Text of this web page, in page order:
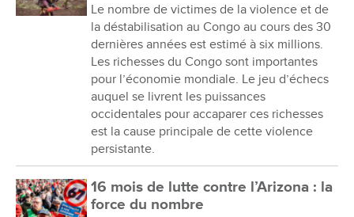
Le nombre de victimes de la violence et de
la déstabilisation au Congo au cours des 30
dernières années est estimé à six millions.
Les richesses du Congo sont importantes
pour l’économie mondiale. Le jeu d’échecs
auquel se livrent les puissances
occidentales pour accaparer ces richesses
est la cause principale de cette violence
persistante.
16 mois de lutte contre l’Arizona : la
force du nombre